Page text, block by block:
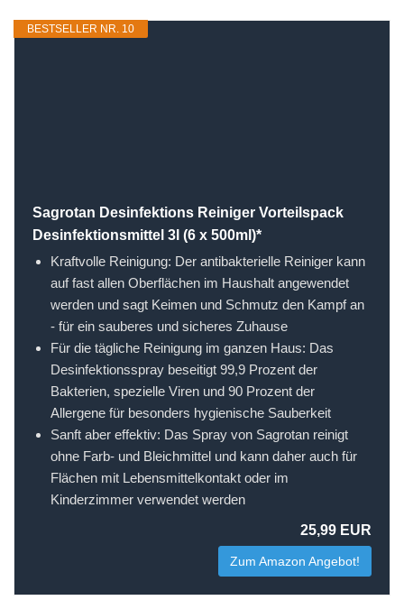
BESTSELLER NR. 10
Sagrotan Desinfektions Reiniger Vorteilspack
Desinfektionsmittel 3l (6 x 500ml)*
Kraftvolle Reinigung: Der antibakterielle Reiniger kann
auf fast allen Oberflächen im Haushalt angewendet
werden und sagt Keimen und Schmutz den Kampf an
- für ein sauberes und sicheres Zuhause
Für die tägliche Reinigung im ganzen Haus: Das
Desinfektionsspray beseitigt 99,9 Prozent der
Bakterien, spezielle Viren und 90 Prozent der
Allergene für besonders hygienische Sauberkeit
Sanft aber effektiv: Das Spray von Sagrotan reinigt
ohne Farb- und Bleichmittel und kann daher auch für
Flächen mit Lebensmittelkontakt oder im
Kinderzimmer verwendet werden
25,99 EUR
Zum Amazon Angebot!